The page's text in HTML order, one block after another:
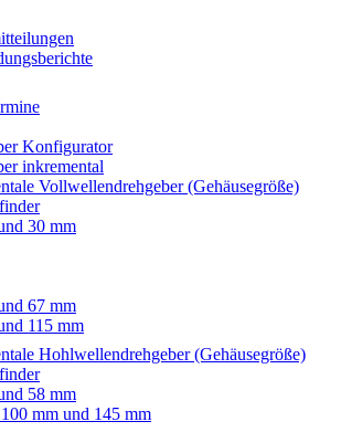
Konfigurator
inkremental
Vollwellendrehgeber (Gehäusegröße)
30 mm
67 mm
115 mm
Hohlwellendrehgeber (Gehäusegröße)
58 mm
mm und 145 mm